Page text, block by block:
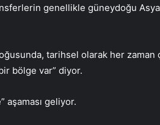
genellikle güneydoğu
tarihsel olarak her
bölge var” diyor.
aşaması geliyor.